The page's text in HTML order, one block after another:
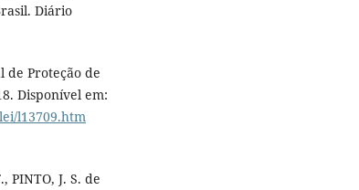
Diário
de Proteção de
Disponível em:
l13709.htm
PINTO, J. S. de